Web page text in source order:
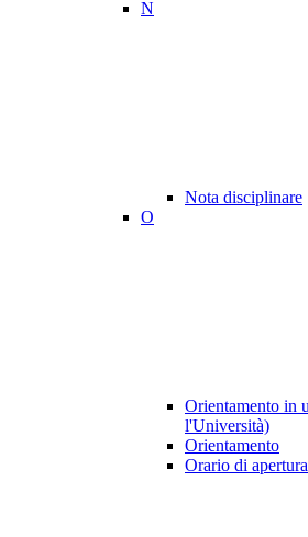
N
Nota disciplinare
O
Orientamento in
l'Università)
Orientamento
Orario di